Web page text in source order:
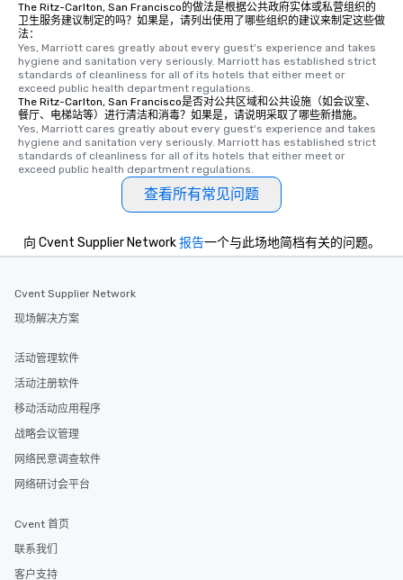
The Ritz-Carlton, San Francisco的做法是根据公共政府实体或私营组织的
卫生服务建议制定的吗？如果是，请列出使用了哪些组织的建议来制定这些做
法：
Yes, Marriott cares greatly about every guest's experience and takes
hygiene and sanitation very seriously. Marriott has established strict
standards of cleanliness for all of its hotels that either meet or
exceed public health department regulations.
The Ritz-Carlton, San Francisco是否对公共区域和公共设施（如会议室、
餐厅、电梯站等）进行清洁和消毒？如果是，请说明采取了哪些新措施。
Yes, Marriott cares greatly about every guest's experience and takes
hygiene and sanitation very seriously. Marriott has established strict
standards of cleanliness for all of its hotels that either meet or
exceed public health department regulations.
查看所有常见问题
向 Cvent Supplier Network报告一个与此场地简档有关的问题。
Cvent Supplier Network
现场解决方案
活动管理软件
活动注册软件
移动活动应用程序
战略会议管理
网络民意调查软件
网络研讨会平台
Cvent 首页
联系我们
客户支持